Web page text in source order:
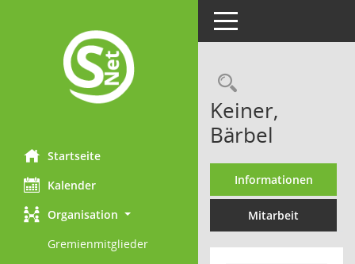
Startseite
Kalender
Organisation
Gremienmitglieder
Toggle navigation
Keiner,
Bärbel
Informationen
Mitarbeit